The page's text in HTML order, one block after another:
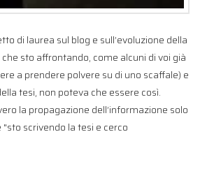
di laurea sul blog e sull’evoluzione della
sto affrontando, come alcuni di voi già
a prendere polvere su di uno scaffale) e
tesi, non poteva che essere così.
la propagazione dell’informazione solo
scrivendo la tesi e cerco